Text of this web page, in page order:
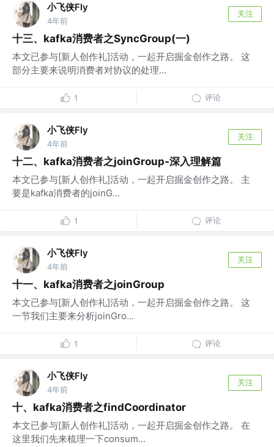
小飞侠Fly
4年前
关注
十三、kafka消费者之SyncGroup(一)
本文已参与[新人创作礼]活动，一起开启掘金创作之路。 这
部分主要来说明消费者对协议的处理...
1 评论
小飞侠Fly
4年前
关注
十二、kafka消费者之joinGroup-深入理解篇
本文已参与[新人创作礼]活动，一起开启掘金创作之路。 主
要是kafka消费者的joinG...
1 评论
小飞侠Fly
4年前
关注
十一、kafka消费者之joinGroup
本文已参与[新人创作礼]活动，一起开启掘金创作之路。 这
一节我们主要来分析joinGro...
1 评论
小飞侠Fly
4年前
关注
十、kafka消费者之findCoordinator
本文已参与[新人创作礼]活动，一起开启掘金创作之路。 在
这里我们先来梳理一下consum...